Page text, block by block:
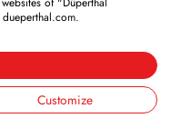
Customize